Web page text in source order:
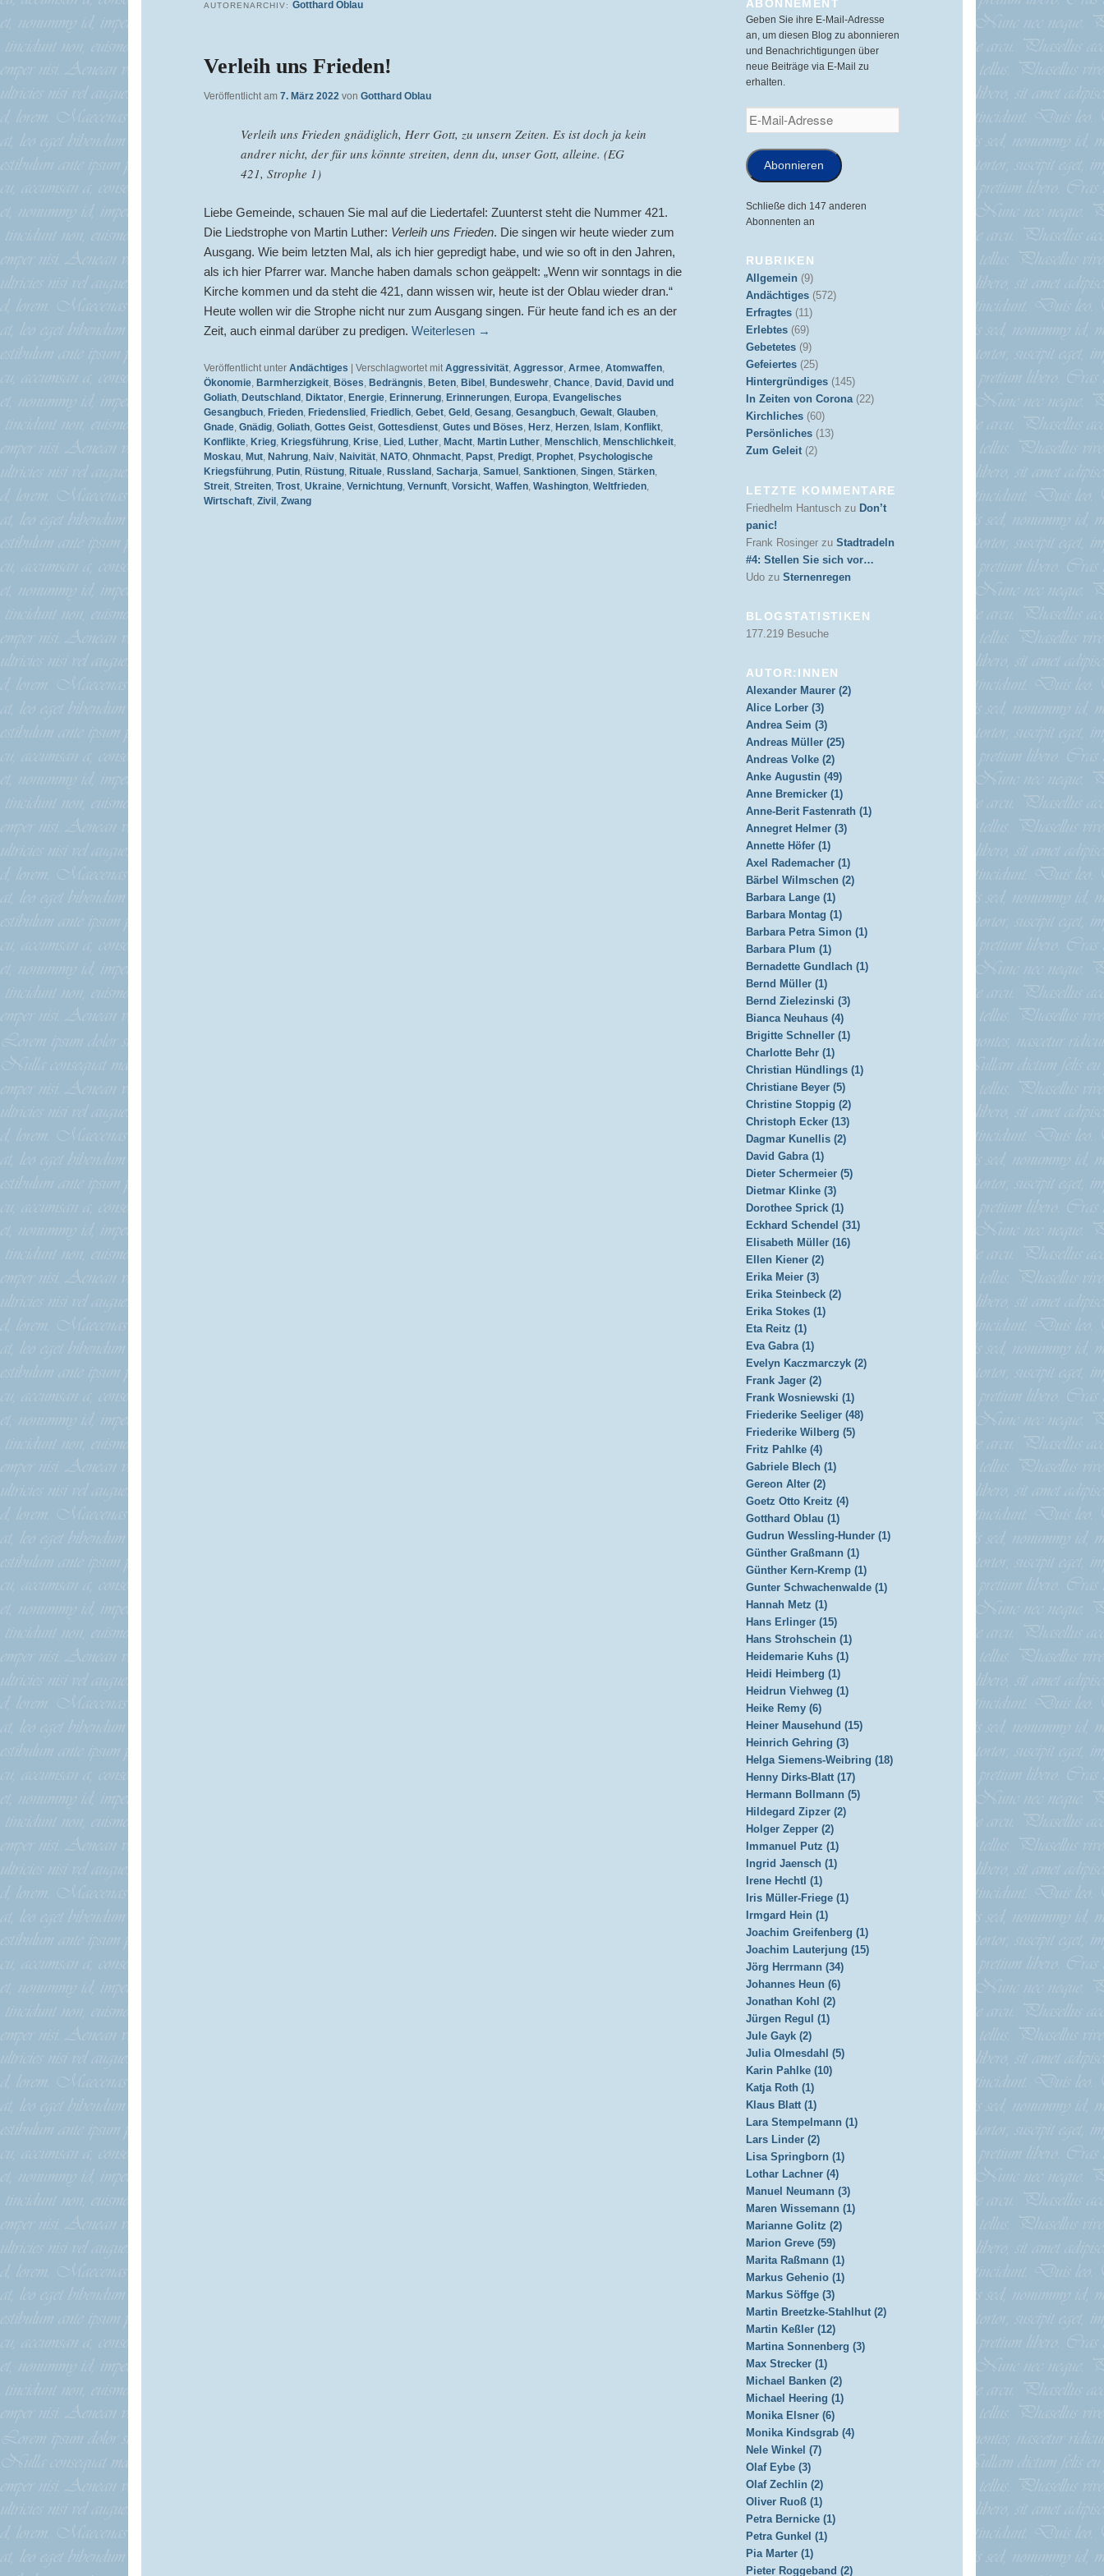
AUTORENARCHIV: Gotthard Oblau
Verleih uns Frieden!
Veröffentlicht am 7. März 2022 von Gotthard Oblau
Verleih uns Frieden gnädiglich, Herr Gott, zu unsern Zeiten. Es ist doch ja kein
andrer nicht, der für uns könnte streiten, denn du, unser Gott, alleine. (EG
421, Strophe 1)
Liebe Gemeinde, schauen Sie mal auf die Liedertafel: Zuunterst steht die Nummer 421.
Die Liedstrophe von Martin Luther: Verleih uns Frieden. Die singen wir heute wieder zum
Ausgang. Wie beim letzten Mal, als ich hier gepredigt habe, und wie so oft in den Jahren,
als ich hier Pfarrer war. Manche haben damals schon geäppelt: „Wenn wir sonntags in die
Kirche kommen und da steht die 421, dann wissen wir, heute ist der Oblau wieder dran.“
Heute wollen wir die Strophe nicht nur zum Ausgang singen. Für heute fand ich es an der
Zeit, auch einmal darüber zu predigen. Weiterlesen →
Veröffentlicht unter Andächtiges Verschlagwortet mit Aggressivität, Aggressor, Armee, Atomwaffen,
Ökonomie, Barmherzigkeit, Böses, Bedrängnis, Beten, Bibel , Bundeswehr, Chance, David , David und
Goliath, Deutschland , Diktator, Energie, Erinnerung, Erinnerungen, Europa, Evangelisches
Gesangbuch, Frieden, Friedenslied , Friedlich, Gebet, Geld , Gesang, Gesangbuch, Gewalt, Glauben,
Gnade, Gnädig, Goliath, Gottes Geist, Gottesdienst, Gutes und Böses, Herz, Herzen, Islam, Konflikt,
Konflikte, Krieg, Kriegsführung, Krise, Lied , Luther, Macht, Martin Luther, Menschlich, Menschlichkeit,
Moskau, Mut, Nahrung, Naiv, Naivität, NATO, Ohnmacht, Papst, Predigt, Prophet, Psychologische
Kriegsführung, Putin, Rüstung, Rituale, Russland , Sacharja, Samuel , Sanktionen, Singen, Stärken,
Streit, Streiten, Trost, Ukraine, Vernichtung, Vernunft, Vorsicht, Waffen, Washington, Weltfrieden,
Wirtschaft, Zivil , Zwang
ABONNEMENT
Geben Sie ihre E-Mail-Adresse
an, um diesen Blog zu abonnieren
und Benachrichtigungen über
neue Beiträge via E-Mail zu
erhalten.
E-
Mail-
Abonnieren
Schließe dich 147 anderen
Abonnenten an
RUBRIKEN
Allgemein (9)
Andächtiges (572)
Erfragtes (11)
Erlebtes (69)
Gebetetes (9)
Gefeiertes (25)
Hintergründiges (145)
In Zeiten von Corona(22)
Kirchliches (60)
Persönliches (13)
Zum Geleit (2)
LETZTE KOMMENTARE
Friedhelm Hantusch zu Don’t
panic!
Frank Rosinger zu Stadtradeln
#4: Stellen Sie sich vor…
Udo zu Sternenregen
BLOGSTATISTIKEN
177.219 Besuche
AUTOR:INNEN
Alexander Maurer (2)
Alice Lorber (3)
Andrea Seim (3)
Andreas Müller (25)
Andreas Volke (2)
Anke Augustin (49)
Anne Bremicker (1)
Anne-Berit Fastenrath (1)
Annegret Helmer (3)
Annette Höfer (1)
Axel Rademacher (1)
Bärbel Wilmschen (2)
Barbara Lange (1)
Barbara Montag (1)
Barbara Petra Simon (1)
Barbara Plum (1)
Bernadette Gundlach (1)
Bernd Müller (1)
Bernd Zielezinski (3)
Bianca Neuhaus (4)
Brigitte Schneller (1)
Charlotte Behr (1)
Christian Hündlings (1)
Christiane Beyer (5)
Christine Stoppig (2)
Christoph Ecker (13)
Dagmar Kunellis (2)
David Gabra (1)
Dieter Schermeier (5)
Dietmar Klinke (3)
Dorothee Sprick (1)
Eckhard Schendel (31)
Elisabeth Müller (16)
Ellen Kiener (2)
Erika Meier (3)
Erika Steinbeck (2)
Erika Stokes (1)
Eta Reitz (1)
Eva Gabra (1)
Evelyn Kaczmarczyk (2)
Frank Jager (2)
Frank Wosniewski (1)
Friederike Seeliger (48)
Friederike Wilberg (5)
Fritz Pahlke (4)
Gabriele Blech (1)
Gereon Alter (2)
Goetz Otto Kreitz (4)
Gotthard Oblau (1)
Gudrun Wessling-Hunder (1)
Günther Graßmann (1)
Günther Kern-Kremp (1)
Gunter Schwachenwalde (1)
Hannah Metz (1)
Hans Erlinger (15)
Hans Strohschein (1)
Heidemarie Kuhs (1)
Heidi Heimberg (1)
Heidrun Viehweg (1)
Heike Remy (6)
Heiner Mausehund (15)
Heinrich Gehring (3)
Helga Siemens-Weibring (18)
Henny Dirks-Blatt (17)
Hermann Bollmann (5)
Hildegard Zipzer (2)
Holger Zepper (2)
Immanuel Putz (1)
Ingrid Jaensch (1)
Irene Hechtl (1)
Iris Müller-Friege (1)
Irmgard Hein (1)
Joachim Greifenberg (1)
Joachim Lauterjung (15)
Jörg Herrmann (34)
Johannes Heun (6)
Jonathan Kohl (2)
Jürgen Regul (1)
Jule Gayk (2)
Julia Olmesdahl (5)
Karin Pahlke (10)
Katja Roth (1)
Klaus Blatt (1)
Lara Stempelmann (1)
Lars Linder (2)
Lisa Springborn (1)
Lothar Lachner (4)
Manuel Neumann (3)
Maren Wissemann (1)
Marianne Golitz (2)
Marion Greve (59)
Marita Raßmann (1)
Markus Gehenio (1)
Markus Söffge (3)
Martin Breetzke-Stahlhut (2)
Martin Keßler (12)
Martina Sonnenberg (3)
Max Strecker (1)
Michael Banken (2)
Michael Heering (1)
Monika Elsner (6)
Monika Kindsgrab (4)
Nele Winkel (7)
Olaf Eybe (3)
Olaf Zechlin (2)
Oliver Ruoß (1)
Petra Bernicke (1)
Petra Gunkel (1)
Pia Marter (1)
Pieter Roggeband (2)